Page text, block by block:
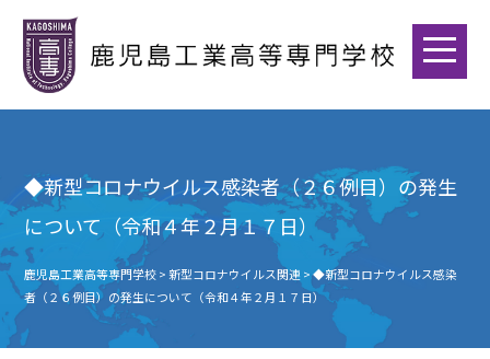
◆新型コロナウイルス感染者（２６例目）の発生
について（令和４年２月１７日）
鹿児島工業高等専門学校> 新型コロナウイルス関連>◆新型コロナウイルス感染
者（２６例目）の発生について（令和４年２月１７日）